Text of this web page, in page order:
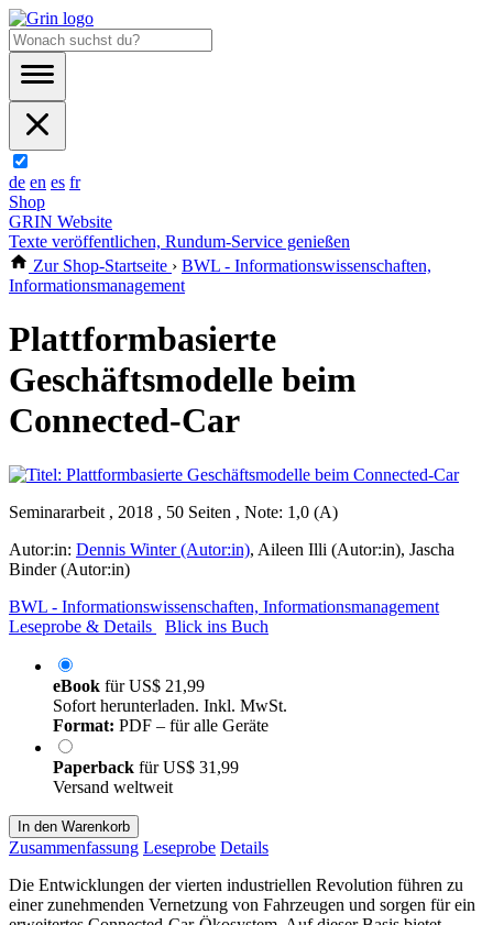
de en es fr
Shop
GRIN Website
Texte veröffentlichen, Rundum-Service genießen
Zur Shop-Startseite › BWL - Informationswissenschaften,
Informationsmanagement
Plattformbasierte
Geschäftsmodelle beim
Connected-Car
Seminararbeit , 2018 , 50 Seiten , Note: 1,0 (A)
Autor:in: Dennis Winter (Autor:in), Aileen Illi (Autor:in), Jascha
Binder (Autor:in)
BWL - Informationswissenschaften, Informationsmanagement
Leseprobe & Details
Blick ins Buch
eBook fürUS$ 21,99
Sofort herunterladen. Inkl. MwSt.
Format: PDF – für alle Geräte
Paperback fürUS$ 31,99
Versand weltweit
In den Warenkorb
Zusammenfassung Leseprobe Details
Die Entwicklungen der vierten industriellen Revolution führen zu
einer zunehmenden Vernetzung von Fahrzeugen und sorgen für ein